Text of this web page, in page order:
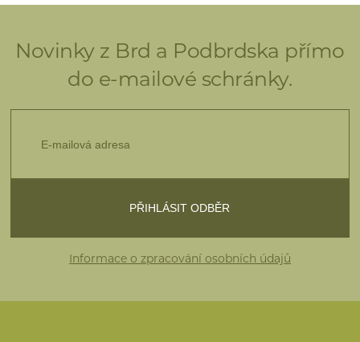
Novinky z Brd a Podbrdska přímo
do e-mailové schránky.
Informace o zpracování osobních údajů